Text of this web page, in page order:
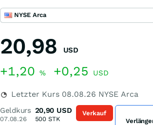
NYSE Arca
20,98 USD
+1,20 % +0,25 USD
Letzter Kurs 08.08.26 NYSE Arca
Geldkurs
07.08.26
20,90 USD
500 STK
Verkauf